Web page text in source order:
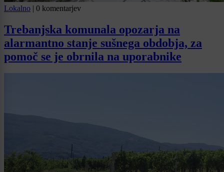
Lokalno | 0 komentarjev
Trebanjska komunala opozarja na
alarmantno stanje sušnega obdobja, za
pomoč se je obrnila na uporabnike